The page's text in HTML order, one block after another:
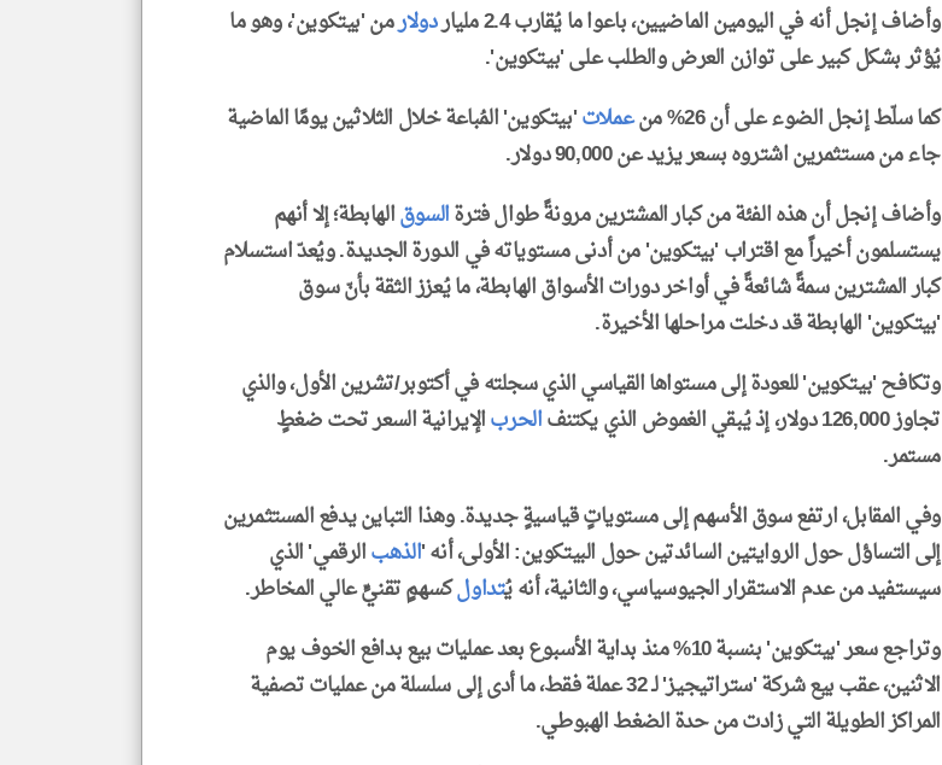
وأضاف إنجل أنه في اليومين الماضيين، باعوا ما يُقارب 2.4 مليار
دولارمن 'بيتكوين'، وهو ما
يُؤثر بشكل كبير على توازن العرض والطلب على 'بيتكوين'.
كما سلّط إنجل الضوء على أن 26% من
عملات'بيتكوين' المُباعة خلال الثلاثين يومًا الماضية
جاء من مستثمرين اشتروه بسعر يزيد عن 90,000 دولار.
وأضاف إنجل أن هذه الفئة من كبار المشترين مرونةً طوال فترةالسوقالهابطة؛ إلا أنهم
يستسلمون أخيراً مع اقتراب 'بيتكوين' من أدنى مستوياته في الدورة الجديدة. ويُعدّ استسلام
كبار المشترين سمةً شائعةً في أواخر دورات الأسواق الهابطة، ما يُعزز الثقة بأنّ سوق
'بيتكوين' الهابطة قد دخلت مراحلها الأخيرة.
وتكافح 'بيتكوين' للعودة إلى مستواها القياسي الذي سجلته في أكتوبر/تشرين الأول، والذي
تجاوز 126,000 دولار، إذ يُبقي الغموض الذي يكتنف
الحربالإيرانية السعر تحت ضغطٍ
مستمر.
وفي المقابل، ارتفع سوق الأسهم إلى مستوياتٍ قياسيةٍ جديدة. وهذا التباين يدفع المستثمرين
إلى التساؤل حول الروايتين السائدتين حول البيتكوين: الأولى، أنه 'الذهبالرقمي' الذي
سيستفيد من عدم الاستقرار الجيوسياسي، والثانية، أنه يُتداولكسهمٍ تقنيٍّ عالي المخاطر.
وتراجع سعر 'بيتكوين' بنسبة 10% منذ بداية الأسبوع بعد عمليات بيع بدافع الخوف يوم
الاثنين، عقب بيع شركة 'ستراتيجيز' لـ 32 عملة فقط، ما أدى إلى سلسلة من عمليات تصفية
المراكز الطويلة التي زادت من حدة الضغط الهبوطي.